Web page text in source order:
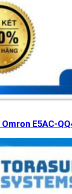
E5AC-